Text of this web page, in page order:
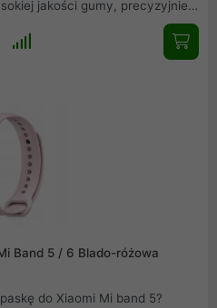
jakości gumy, precyzyjnie
dopasowana do Mi band
Band 5 / 6 Blado-różowa
do Xiaomi Mi band 5?